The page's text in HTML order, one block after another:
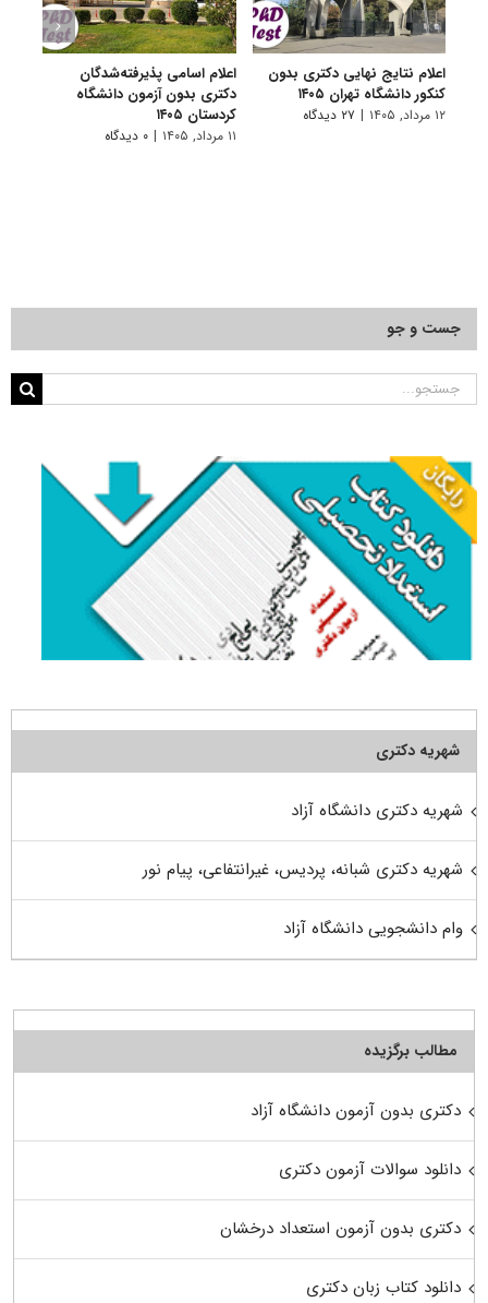
اعلام نتایج نهایی دکتری بدون
کنکور دانشگاه تهران ۱۴۰۵
۱۲ مرداد, ۱۴۰۵ | ۲۷ دیدگاه
اعلام اسامی پذیرفته‌شدگان
دکتری بدون آزمون دانشگاه
کردستان ۱۴۰۵
۱۱ مرداد, ۱۴۰۵ | ۰ دیدگاه
جست و جو
جستجو
شهریه دکتری
شهریه دکتری دانشگاه آزاد
شهریه دکتری شبانه، پردیس، غیرانتفاعی، پیام نور
وام دانشجویی دانشگاه آزاد
مطالب برگزیده
دکتری بدون آزمون دانشگاه آزاد
دانلود سوالات آزمون دکتری
دکتری بدون آزمون استعداد درخشان
دانلود کتاب زبان دکتری